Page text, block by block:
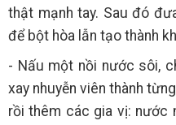
thật mạnh tay. Sau đó
để bột hòa lẫn tạo thành
- Nấu một nồi nước sôi,
xay nhuyễn viên thành
rồi thêm các gia vị: nước